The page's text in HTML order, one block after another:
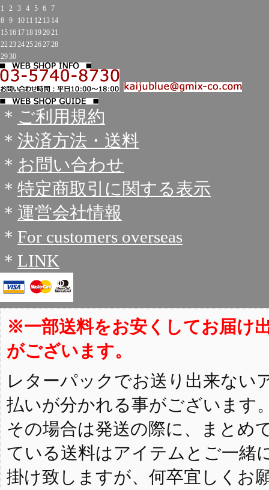
1
2 3 4 5 6 7
8 9 10 11 12 13 14
15 16 17 18 192021
22232425262728
2930
＊ ご利用規約
＊ 決済方法・送料
＊ お問い合わせ
＊ 特定商取引に関する表示
＊ 運営会社情報
＊ For customers overseas
＊ LINK
※一部送料をお安くしてお届け
がございます。
レターパックでお送り出来ない
払いが分かれる事がございます
その場合は発送の際に、まとめ
ている送料はアイテムとご一緒
掛け致しますが、何卒宜しくお